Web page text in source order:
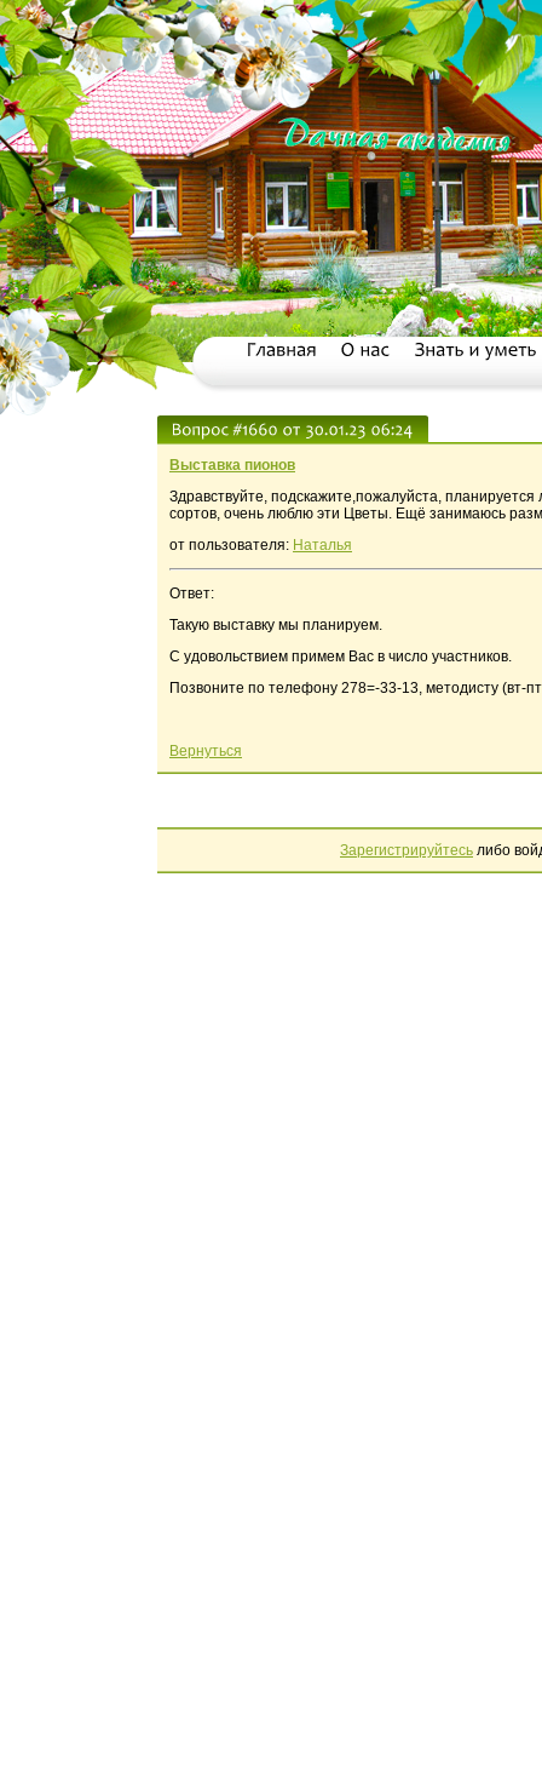
Выставка пионов
Здравствуйте, подскажите,пожалуйста,
сортов, очень люблю эти Цветы. Ещё занимаюсь
от пользователя: Наталья
Ответ:
Такую выставку мы планируем.
С удовольствием примем Вас в число участников.
Позвоните по телефону 278=-33-13, методисту (вт-
Вернуться
Зарегистрируйтесь либо